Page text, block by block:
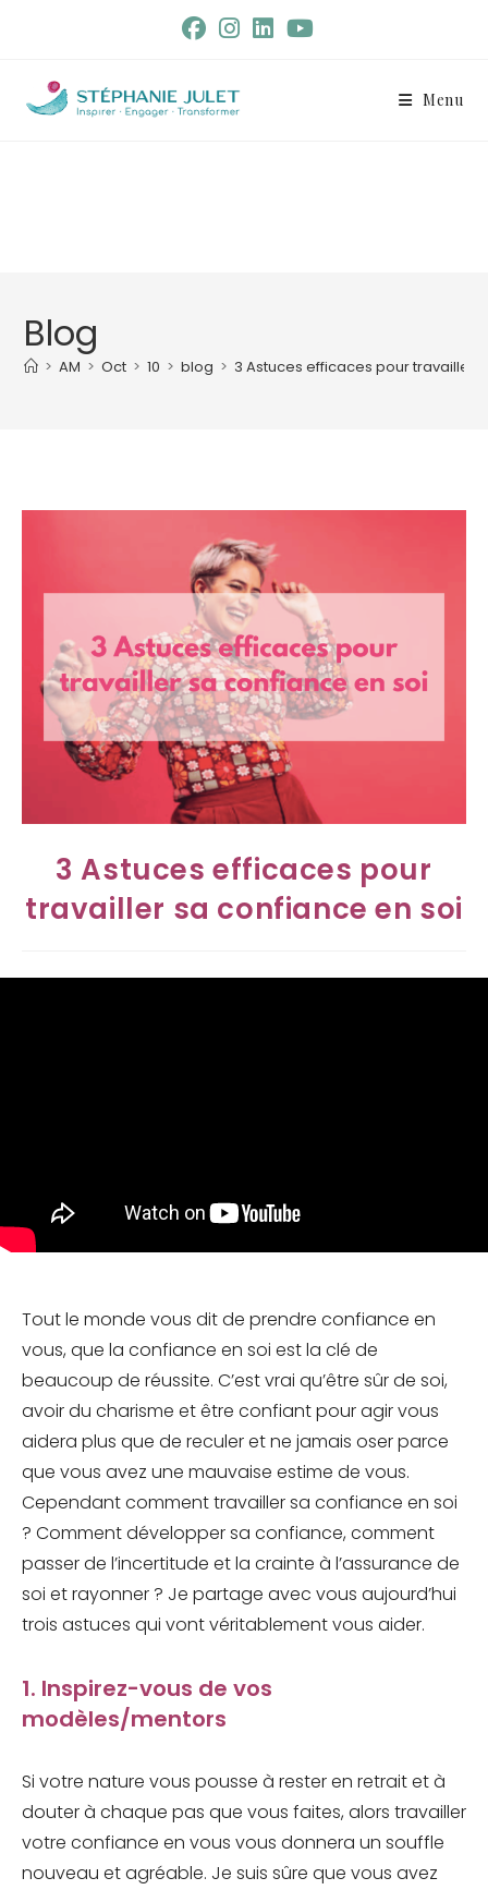
Menu
Blog
> AM > Oct > 10 > blog > 3 Astuces efficaces pour travailler
3 Astuces efficaces pour
travailler sa confiance en soi
Tout le monde vous dit de prendre confiance en
vous, que la confiance en soi est la clé de
beaucoup de réussite. C’est vrai qu’être sûr de soi,
avoir du charisme et être confiant pour agir vous
aidera plus que de reculer et ne jamais oser parce
que vous avez une mauvaise estime de vous.
Cependant comment travailler sa confiance en soi
? Comment développer sa confiance, comment
passer de l’incertitude et la crainte à l’assurance de
soi et rayonner ? Je partage avec vous aujourd’hui
trois astuces qui vont véritablement vous aider.
1. Inspirez-vous de vos
modèles/mentors
Si votre nature vous pousse à rester en retrait et à
douter à chaque pas que vous faites, alors travailler
votre confiance en vous vous donnera un souffle
nouveau et agréable. Je suis sûre que vous avez